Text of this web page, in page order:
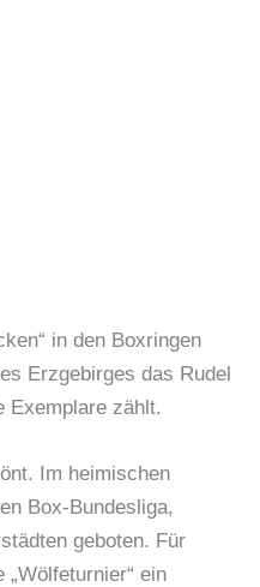
in den Boxringen
Erzgebirges das Rudel
Exemplare zählt.
Im heimischen
Box-Bundesliga,
geboten. Für
ein